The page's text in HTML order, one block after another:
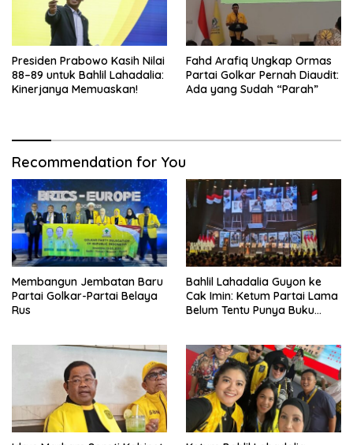
Presiden Prabowo Kasih Nilai
88–89 untuk Bahlil Lahadalia:
Kinerjanya Memuaskan!
Fahd Arafiq Ungkap Ormas
Partai Golkar Pernah Diaudit:
Ada yang Sudah “Parah”
Recommendation for You
Membangun Jembatan Baru
Partai Golkar-Partai Belaya
Rus
Bahlil Lahadalia Guyon ke
Cak Imin: Ketum Partai Lama
Belum Tentu Punya Buku